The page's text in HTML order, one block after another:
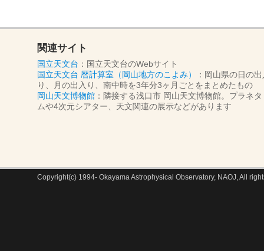
関連サイト
国立天文台 ：国立天文台のWebサイト
国立天文台 暦計算室（岡山地方のこよみ）
：岡山県の日の
り、月の出入り、南中時を3年分3ヶ月ごとをまとめたもの
岡山天文博物館 ：隣接する浅口市 岡山天文博物館。プラネタ
ムや4次元シアター、天文関連の展示などがあります
Copyright(c) 1994- Okayama Astrophysical Observatory, NAOJ, All